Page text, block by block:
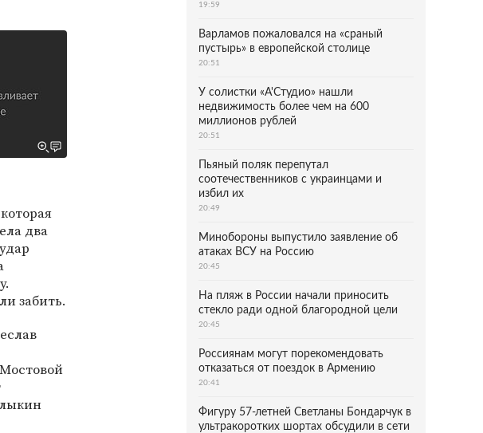
два
забить.
19:59
Варламов пожаловался на «сраный
пустырь» в европейской столице
20:51
У солистки «А'Студио» нашли
недвижимость более чем на 600
миллионов рублей
20:51
Пьяный поляк перепутал
соотечественников с украинцами и
избил их
20:49
Минобороны выпустило заявление об
атаках ВСУ на Россию
20:45
На пляж в России начали приносить
стекло ради одной благородной цели
20:45
Россиянам могут порекомендовать
отказаться от поездок в Армению
20:41
Фигуру 57-летней Светланы Бондарчук в
ультракоротких шортах обсудили в сети